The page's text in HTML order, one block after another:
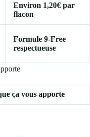
Environ 1,20€ par
flacon
Formule 9-Free
respectueuse
ça vous apporte